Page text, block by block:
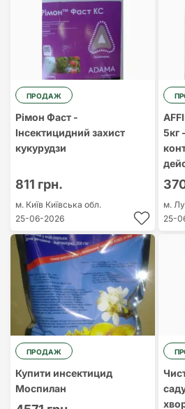
ПРОДАЖ
Рімон Фаст -
Інсектицидний захист
кукурудзи
811 грн.
м. Київ Київська обл.
25-06-2026
5кг
м.
25-
ПРОДАЖ
Купити инсектицид
Моспилан